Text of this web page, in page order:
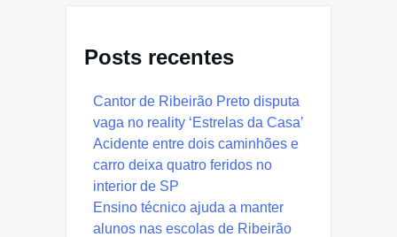
Posts recentes
Cantor de Ribeirão Preto disputa
vaga no reality ‘Estrelas da Casa’
Acidente entre dois caminhões e
carro deixa quatro feridos no
interior de SP
Ensino técnico ajuda a manter
alunos nas escolas de Ribeirão